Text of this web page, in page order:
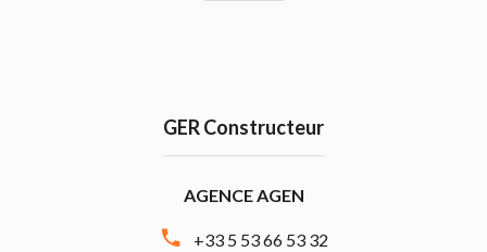
GER Constructeur
AGENCE AGEN
+33 5 53 66 53 32